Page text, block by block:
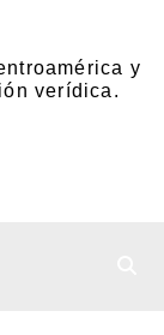
y
verídica.